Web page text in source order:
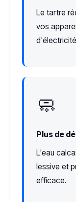
Le tartre
vos
🧼
Plus de
L'eau
lessive et
efficace.